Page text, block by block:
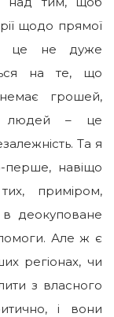
щодо прямої
це не дуже
на те, що
грошей,
людей – це
Та я
перше, навіщо
приміром,
деокуповане
Але ж є
регіонах, чи
з власного
і вони